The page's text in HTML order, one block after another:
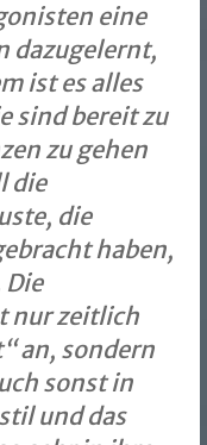
eine
dazugelernt,
ist es alles
sind bereit zu
zu gehen
die
die
haben,
nur zeitlich
an, sondern
sonst in
und das